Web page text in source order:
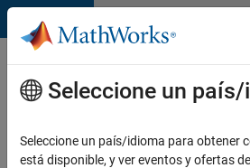
Saltar al contenido
Ofertas
de
empleo
MathWorks
Seleccione un
Seleccione un país/idioma para obtener
está disponible, y ver eventos y ofertas